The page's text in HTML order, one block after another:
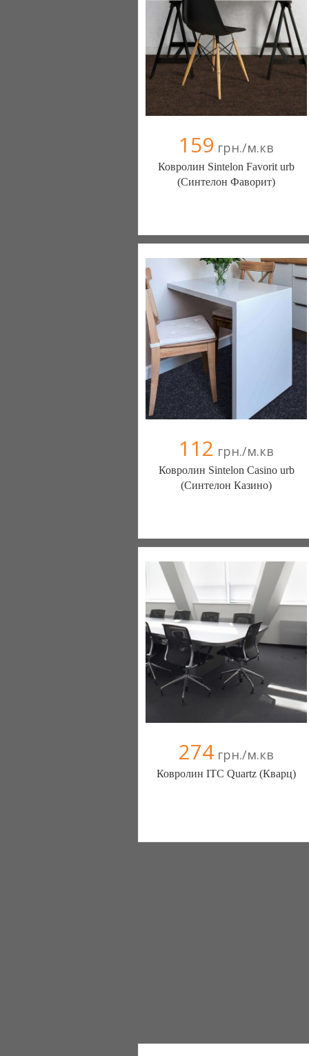
159 грн./м.кв
Ковролин Sintelon Favorit urb
(Синтелон Фаворит)
10 отзыв(а), 90% положительных
+38067 000000
112 грн./м.кв
Ковролин Sintelon Casino urb
(Синтелон Казино)
10 отзыв(а), 90% положительных
+38067 000000
274 грн./м.кв
Ковролин ITC Quartz (Кварц)
10 отзыв(а), 90% положительных